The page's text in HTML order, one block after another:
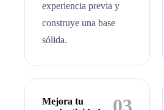
experiencia previa y
construye una base
sólida.
Mejora tu